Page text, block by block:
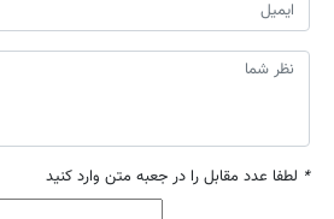
* لطفا عدد مقابل را در جعبه متن وارد کنید